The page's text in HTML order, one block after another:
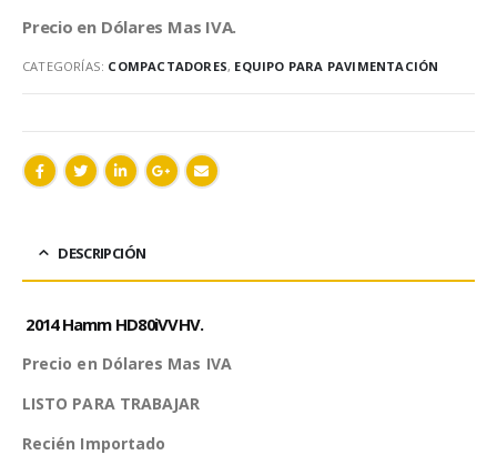
Precio en Dólares Mas IVA.
CATEGORÍAS: COMPACTADORES, EQUIPO PARA PAVIMENTACIÓN
DESCRIPCIÓN
2014 Hamm HD80iVVHV.
Precio en Dólares Mas IVA
LISTO PARA TRABAJAR
Recién Importado